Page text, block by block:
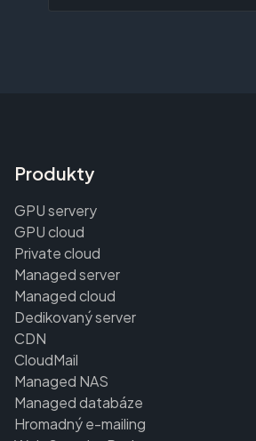
Produkty
GPU servery
GPU cloud
Private cloud
Managed server
Managed cloud
Dedikovaný server
CDN
CloudMail
Managed NAS
Managed databáze
Hromadný e-mailing